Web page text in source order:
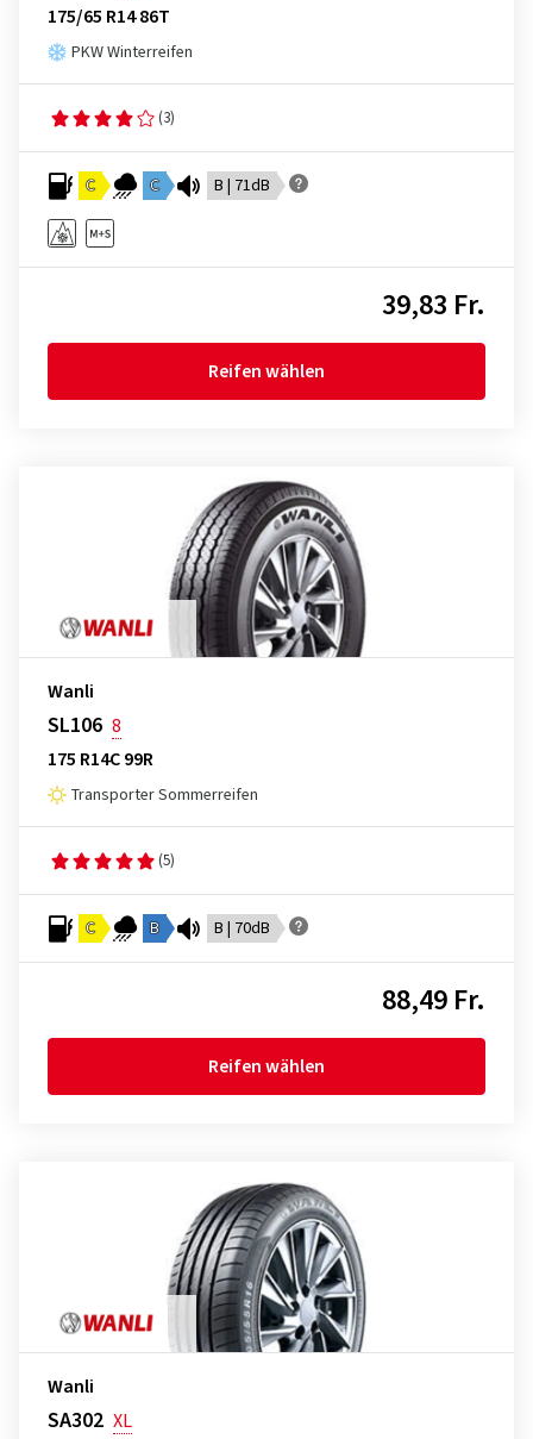
175/65 R14 86T
PKW Winterreifen
(3)
C C B | 71dB
39,83 Fr.
Reifen wählen
Wanli
SL106 8
175 R14C 99R
Transporter Sommerreifen
(5)
C B B | 70dB
88,49 Fr.
Reifen wählen
Wanli
SA302 XL